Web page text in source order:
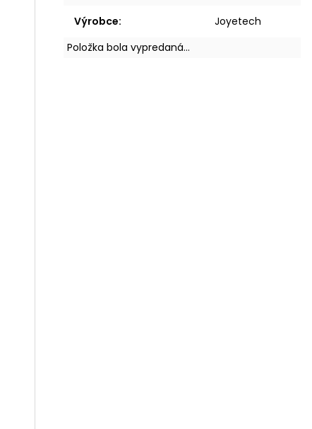
Výrobce:
Joyetech
Položka bola vypredaná…